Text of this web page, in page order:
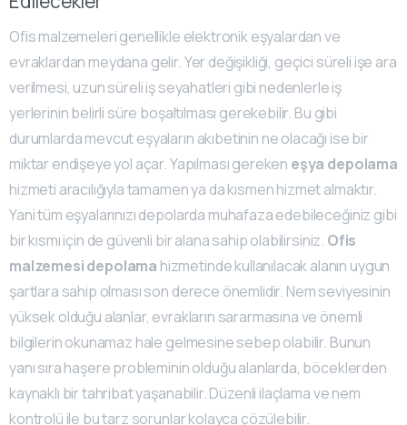
Ofis malzemeleri genellikle elektronik eşyalardan ve
evraklardan meydana gelir. Yer değişikliği, geçici süreli işe ara
verilmesi, uzun süreli iş seyahatleri gibi nedenlerle iş
yerlerinin belirli süre boşaltılması gerekebilir. Bu gibi
durumlarda mevcut eşyaların akıbetinin ne olacağı ise bir
miktar endişeye yol açar. Yapılması gereken eşya depolama
hizmeti aracılığıyla tamamen ya da kısmen hizmet almaktır.
Yani tüm eşyalarınızı depolarda muhafaza edebileceğiniz gibi
bir kısmı için de güvenli bir alana sahip olabilirsiniz. Ofis
malzemesi depolama hizmetinde kullanılacak alanın uygun
şartlara sahip olması son derece önemlidir. Nem seviyesinin
yüksek olduğu alanlar, evrakların sararmasına ve önemli
bilgilerin okunamaz hale gelmesine sebep olabilir. Bunun
yanı sıra haşere probleminin olduğu alanlarda, böceklerden
kaynaklı bir tahribat yaşanabilir. Düzenli ilaçlama ve nem
kontrolü ile bu tarz sorunlar kolayca çözülebilir.